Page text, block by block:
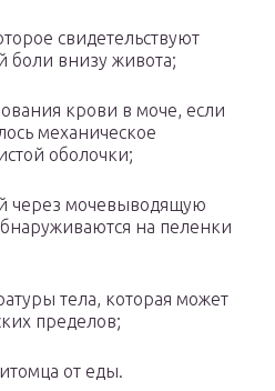
свидетельствуют
боли внизу живота;
крови в моче, если
механическое
оболочки;
через мочевыводящую
на пеленки
тела, которая может
пределов;
от еды.